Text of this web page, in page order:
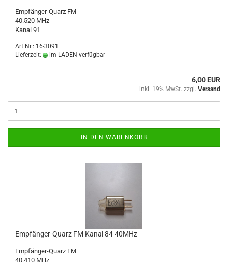
Empfänger-Quarz FM
40.520 MHz
Kanal 91
Art.Nr.: 16-3091
Lieferzeit:
im LADEN verfügbar
6,00 EUR
inkl. 19% MwSt. zzgl. Versand
IN DEN WARENKORB
Empfänger-Quarz FM Kanal 84 40MHz
Empfänger-Quarz FM
40.410 MHz